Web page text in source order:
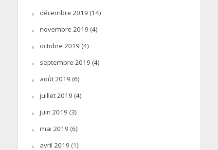
décembre 2019 (14)
novembre 2019 (4)
octobre 2019 (4)
septembre 2019 (4)
août 2019 (6)
juillet 2019 (4)
juin 2019 (3)
mai 2019 (6)
avril 2019 (1)